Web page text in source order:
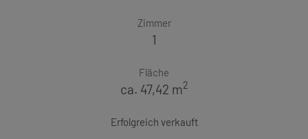
Zimmer
1
Fläche
ca. 47,42 m2
Erfolgreich verkauft